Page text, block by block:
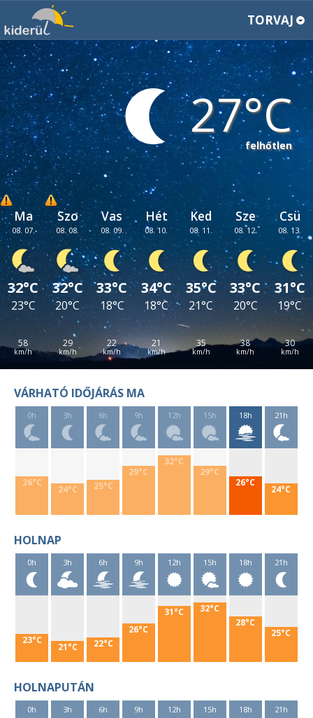
TORVAJ
27
felhőtlen
Ma
08. 07.
32°C
23°C
58
Szo
08. 08.
32°C
20°C
29
Vas
08. 09.
33°C
18°C
22
Hét
08. 10.
34°C
18°C
21
Ked
08. 11.
35°C
21°C
35
Sze
08. 12.
33°C
20°C
38
Csü
08. 13.
31°C
19°C
30
VÁRHATÓ IDŐJÁRÁS MA
0h
26°C
3h
24°C
6h
25°C
9h
29°C
12h
32°C
15h
29°C
18h
26°C
21h
24°C
HOLNAP
0h
23°C
3h
21°C
6h
22°C
9h
26°C
12h
31°C
15h
32°C
18h
28°C
21h
25°C
HOLNAPUTÁN
0h 3h 6h 9h 12h 15h 18h 21h